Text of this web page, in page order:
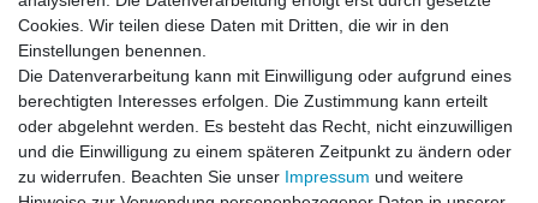
Cookies. Wir teilen diese Daten mit Dritten, die wir in den
Einstellungen benennen.
Die Datenverarbeitung kann mit Einwilligung oder aufgrund eines
berechtigten Interesses erfolgen. Die Zustimmung kann erteilt
oder abgelehnt werden. Es besteht das Recht, nicht einzuwilligen
und die Einwilligung zu einem späteren Zeitpunkt zu ändern oder
zu widerrufen. Beachten Sie unser Impressum und weitere